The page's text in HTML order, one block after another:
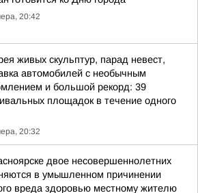
20:42
живых скульптур, парад невест,
автомобилей с необычным
и большой рекорд: 39
площадок в течение одного
20:32
двое несовершеннолетних
в умышленном причинении
вреда здоровью местному жителю